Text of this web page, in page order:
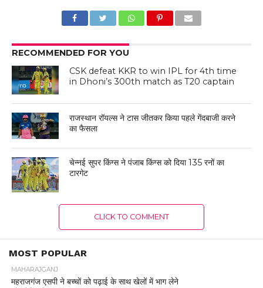
RECOMMENDED FOR YOU
CSK defeat KKR to win IPL for 4th time
in Dhoni’s 300th match as T20 captain
राजस्थान रॉयल्स ने टास जीतकर किया पहले गेंदबाजी करने
का फैसला
चेन्नई सुपर किंग्स ने पंजाब किंग्स को दिया 135 रनों का
टारगेट
CLICK TO COMMENT
MOST POPULAR
MAHARAJGANJ
महराजगंज एसपी ने बच्चों को पढ़ाई के साथ खेलों में भाग लेने